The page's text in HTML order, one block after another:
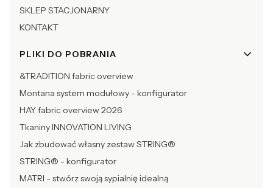
SKLEP STACJONARNY
KONTAKT
PLIKI DO POBRANIA
&TRADITION fabric overview
Montana system modułowy - konfigurator
HAY fabric overview 2026
Tkaniny INNOVATION LIVING
Jak zbudować własny zestaw STRING®
STRING® - konfigurator
MATRI - stwórz swoją sypialnię idealną